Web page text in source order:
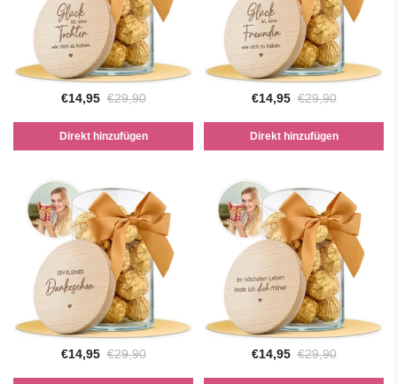
€14,95 €29,90
Direkt hinzufügen
€14,95 €29,90
Direkt hinzufügen
€14,95 €29,90 €14,95 €29,90